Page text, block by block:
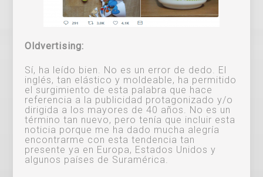
Oldvertising:
Sí, ha leído bien. No es un error de dedo. El
inglés, tan elástico y moldeable, ha permitido
el surgimiento de esta palabra que hace
referencia a la publicidad protagonizado y/o
dirigida a los mayores de 40 años. No es un
término tan nuevo, pero tenía que incluir esta
noticia porque me ha dado mucha alegría
encontrarme con esta tendencia tan
presente ya en Europa, Estados Unidos y
algunos países de Suramérica.